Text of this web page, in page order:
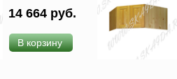
14 664 руб.
В корзину